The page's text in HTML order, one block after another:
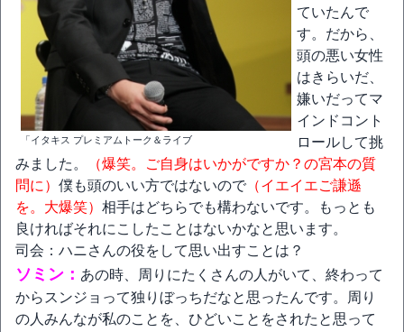
「イタキス プレミアムトーク＆ライブ
ていたんで
す。だから、
頭の悪い女性
はきらいだ、
嫌いだってマ
インドコント
ロールして挑
みました。
（爆笑。ご自身はいかがですか？の宮本の質
問に） 僕も頭のいい方ではないので （イエイエご謙遜
を。大爆笑） 相手はどちらでも構わないです。もっとも
良ければそれにこしたことはないかなと思います。
司会：ハニさんの役をして思い出すことは？
ソミン： あの時、周りにたくさんの人がいて、終わって
からスンジョって独りぼっちだなと思ったんです。周り
の人みんなが私のことを、ひどいことをされたと思って